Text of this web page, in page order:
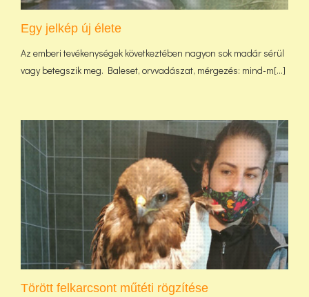
Egy jelkép új élete
Az emberi tevékenységek következtében nagyon sok madár sérül
vagy betegszik meg. Baleset, orvvadászat, mérgezés: mind-m[...]
Törött felkarcsont műtéti rögzítése